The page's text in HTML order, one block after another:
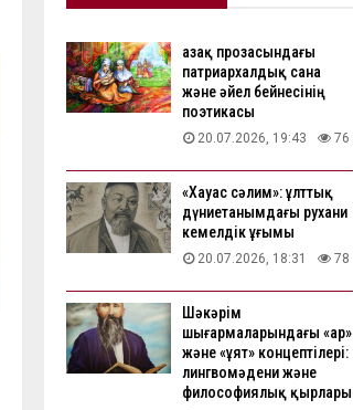
Қазақ прозасындағы
патриархалдық сана
және әйел бейнесінің
поэтикасы
20.07.2026, 19:43 76
«Хауас сәлим»: ұлттық
дүниетанымдағы рухани
кемелдік ұғымы
20.07.2026, 18:31 78
Шәкәрім
шығармаларындағы «ар»
және «ұят» концептілері:
лингвомәдени және
философиялық қырлары